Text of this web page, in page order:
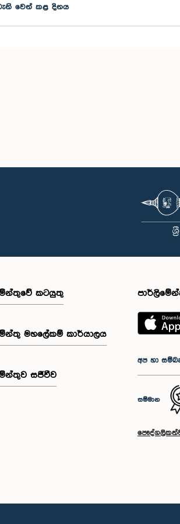
වෙන් කළ දිනය
කටයුතු
මහලේකම් කාර්යාලය
සජීවීව
අප හා
සම්මාන